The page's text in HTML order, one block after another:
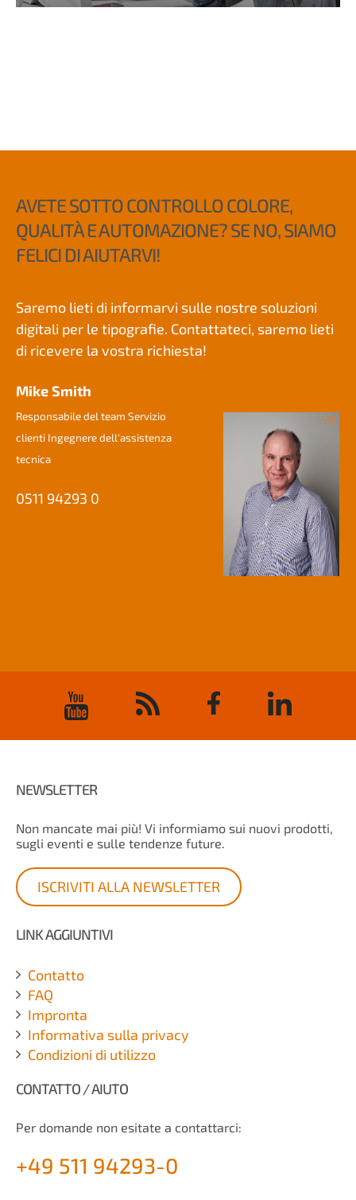
AVETE SOTTO CONTROLLO COLORE,
QUALITÀ E AUTOMAZIONE? SE NO, SIAMO
FELICI DI AIUTARVI!
Saremo lieti di informarvi sulle nostre soluzioni
digitali per le tipografie. Contattateci, saremo lieti
di ricevere la vostra richiesta!
Mike Smith
Responsabile del team Servizio
clienti Ingegnere dell'assistenza
tecnica
0511 94293 0
NEWSLETTER
Non mancate mai più! Vi informiamo sui nuovi prodotti,
sugli eventi e sulle tendenze future.
ISCRIVITI ALLA NEWSLETTER
LINK AGGIUNTIVI
Contatto
FAQ
Impronta
Informativa sulla privacy
Condizioni di utilizzo
CONTATTO / AIUTO
Per domande non esitate a contattarci:
+49 511 94293-0